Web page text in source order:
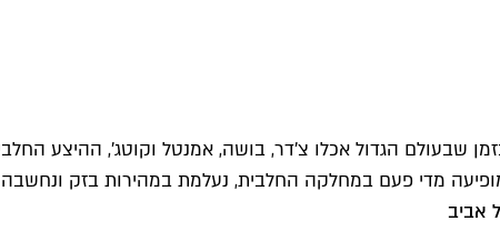
מדי פעם במחלקה החלבית, נעלמת במהירות בזק ונחשבה